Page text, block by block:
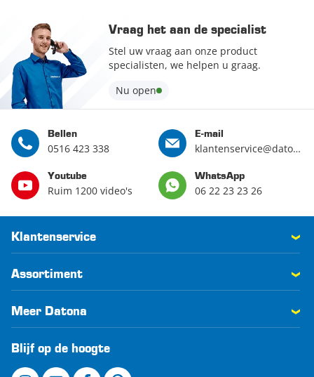
Vraag het aan de specialist
Stel uw vraag aan onze product
specialisten, we helpen u graag.
Nu open
Bellen
0516 423 338
E-mail
klantenservice@datona.nl
Youtube
Ruim 1200 video's
WhatsApp
06 22 23 23 26
Klantenservice
Assortiment
Meer Datona
Blijf op de hoogte